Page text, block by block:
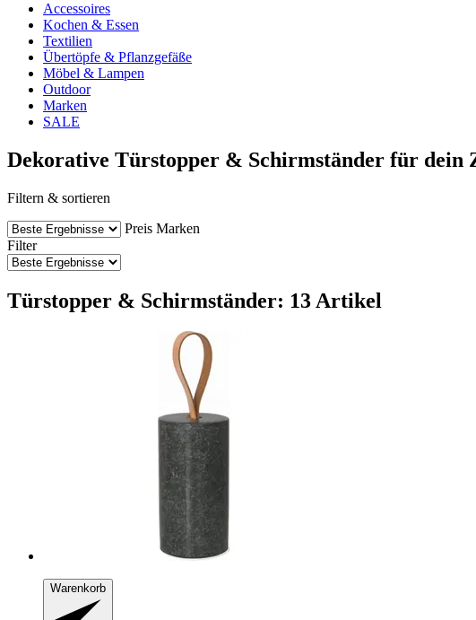
Accessoires
Kochen & Essen
Textilien
Übertöpfe & Pflanzgefäße
Möbel & Lampen
Outdoor
Marken
SALE
Dekorative Türstopper & Schirmständer für dein
Filtern & sortieren
Preis Marken
Filter
Türstopper & Schirmständer: 13 Artikel
Warenkorb